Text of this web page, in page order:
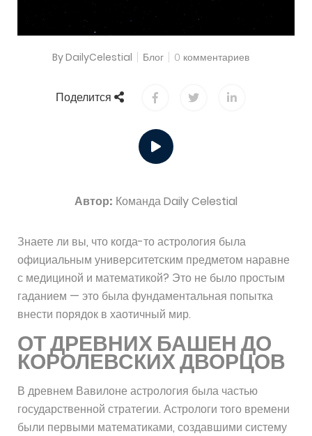
By DailyCelestial Блог 0 комментариев
Поделится
Автор: Команда Daily Celestial
Знаете ли вы, что когда-то астрология была
официальным университетским предметом наравне
с медициной и математикой? Это не было простым
гаданием — это была фундаментальная попытка
внести порядок в хаотичный мир.
ОТ ДРЕВНИХ БАШЕН ДО
КОРОЛЕВСКИХ ДВОРЦОВ
В древнем Вавилоне астрология была частью
государственной стратегии. Астрологи того времени
были первыми математиками, создавшими систему